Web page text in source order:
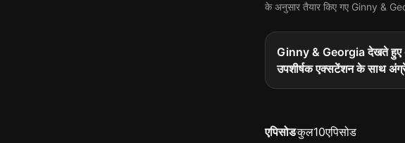
के अनुसार तैयार किए गए Ginny &
Ginny & Georgia देखते हुए
उपशीर्षक एक्सटेंशन के साथ
एपिसोडकुल10एपिसोड